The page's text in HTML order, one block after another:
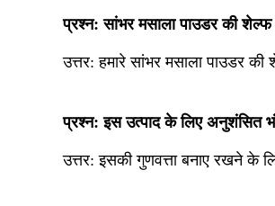
प्रश्न: सांभर मसाला पाउडर की
उत्तर:हमारे सांभर मसाला पाउडर
प्रश्न: इस उत्पाद के लिए अनुशंसित
उत्तर: इसकी गुणवत्ता बनाए रखने के